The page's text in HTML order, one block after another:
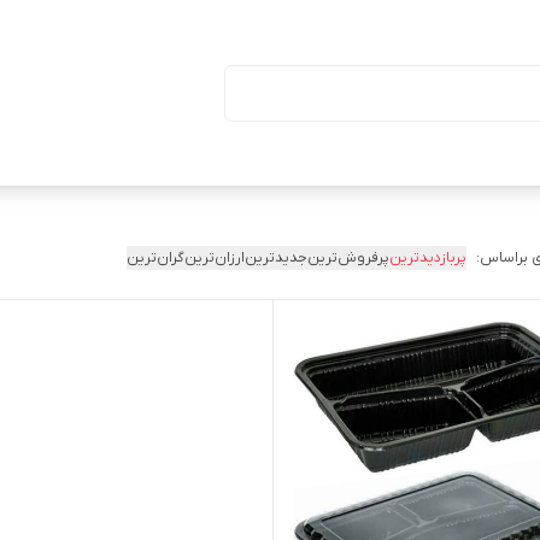
براساس: پربازدیدترینپرفروش‌ترینجدیدترینارزان‌ترینگران‌ترین